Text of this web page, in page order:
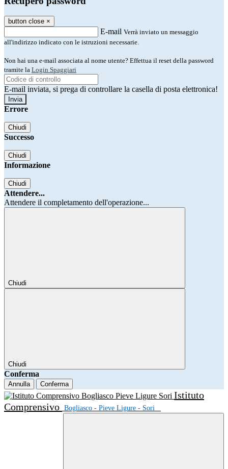
button close ×
E-mail Verrà inviato un messaggio
all'indirizzo indicato con le istruzioni necessarie.
Non hai una e-mail associata al nome utente? Effettua il reset della password
tramite la Login Spaggiari
E-mail inviata, si prega di controllare la casella di posta elettronica!
Errore
Chiudi
Successo
Chiudi
Informazione
Chiudi
Attendere...
Attendere il completamento dell'operazione...
Chiudi
Chiudi
Conferma
Annulla Conferma
Istituto
Comprensivo Bogliasco - Pieve Ligure - Sori